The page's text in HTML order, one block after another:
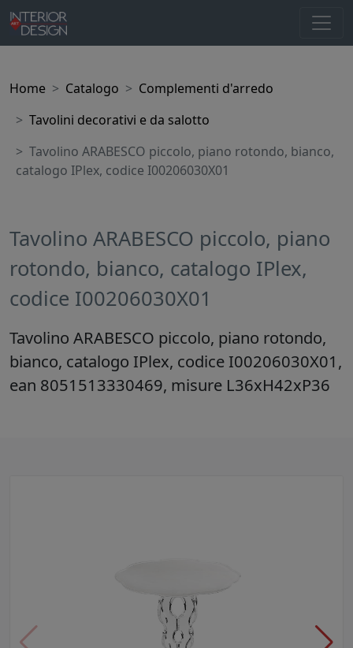
Home Catalogo
Complementi d'arredo
Tavolini decorativi e da salotto
Tavolino ARABESCO piccolo, piano rotondo, bianco,
catalogo IPlex, codice I00206030X01
Tavolino ARABESCO piccolo, piano
rotondo, bianco, catalogo IPlex,
codice I00206030X01
Tavolino ARABESCO piccolo, piano rotondo,
bianco, catalogo IPlex, codice I00206030X01,
ean 8051513330469, misure L36xH42xP36